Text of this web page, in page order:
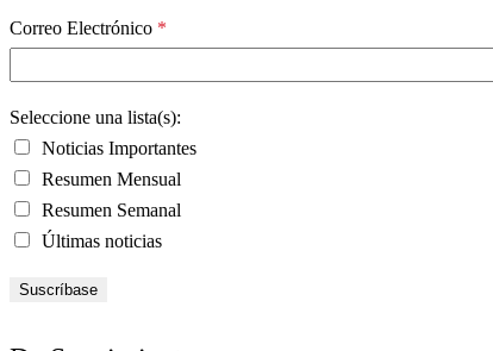
Correo Electrónico *
Seleccione una lista(s):
Noticias Importantes
Resumen Mensual
Resumen Semanal
Últimas noticias